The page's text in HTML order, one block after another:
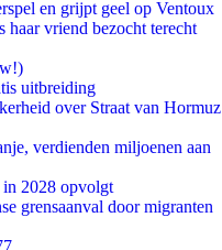
en grijpt geel op Ventoux
haar vriend bezocht terecht
uitbreiding
over Straat van Hormuz
verdienden miljoenen aan
2028 opvolgt
grensaanval door migranten